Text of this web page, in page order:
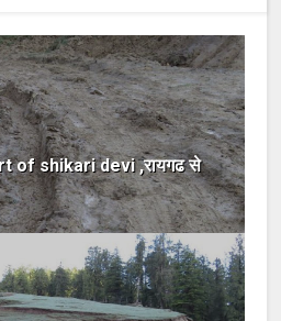
of shikari devi ,रायगढ से